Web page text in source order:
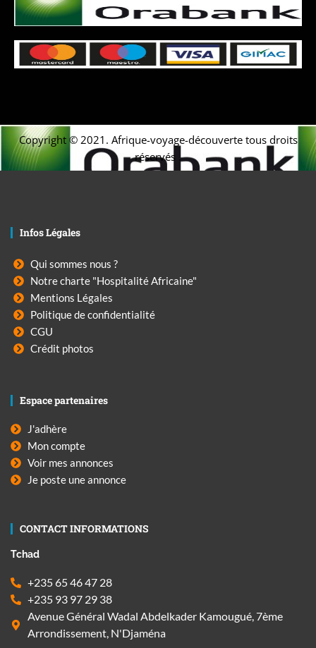
Copyright © 2021. Afrique-voyage-découverte tous droits
réservés .
Infos Légales
Qui sommes nous ?
Notre charte "Hospitalité Africaine"
Mentions Légales
Politique de confidentialité
CGU
Crédit photos
Espace partenaires
J'adhère
Mon compte
Voir mes annonces
Je poste une annonce
CONTACT INFORMATIONS
Tchad
+235 65 46 47 28
+235 93 97 29 38
Avenue Général Wadal Abdelkader Kamougué, 7ème
Arrondissement, N'Djaména